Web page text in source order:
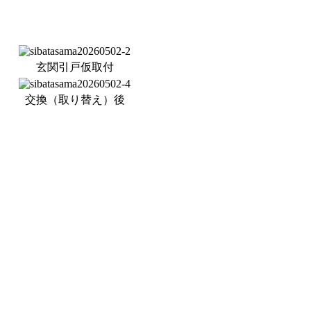
玄関引戸仮取付
交換（取り替え）後